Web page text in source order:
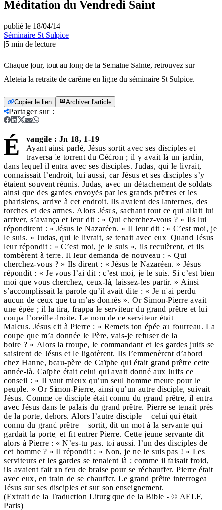
Méditation du Vendredi Saint
publié le 18/04/14|
Séminaire St Sulpice
|5 min de lecture
Chaque jour, tout au long de la Semaine Sainte, retrouvez sur
Aleteia la retraite de carême en ligne du séminaire St Sulpice.
Copier le lien Archiver l'article
Partager sur:
É
vangile : Jn 18, 1-19
Ayant ainsi parlé, Jésus sortit avec ses disciples et
traversa le torrent du Cédron ; il y avait là un jardin,
dans lequel il entra avec ses disciples. Judas, qui le livrait,
connaissait l’endroit, lui aussi, car Jésus et ses disciples s’y
étaient souvent réunis. Judas, avec un détachement de soldats
ainsi que des gardes envoyés par les grands prêtres et les
pharisiens, arrive à cet endroit. Ils avaient des lanternes, des
torches et des armes. Alors Jésus, sachant tout ce qui allait lui
arriver, s’avança et leur dit : « Qui cherchez-vous ? » Ils lui
répondirent : « Jésus le Nazaréen. » Il leur dit : « C’est moi, je
le suis. » Judas, qui le livrait, se tenait avec eux. Quand Jésus
leur répondit : « C’est moi, je le suis », ils reculèrent, et ils
tombèrent à terre. Il leur demanda de nouveau : « Qui
cherchez-vous ? » Ils dirent : « Jésus le Nazaréen. » Jésus
répondit : « Je vous l’ai dit : c’est moi, je le suis. Si c’est bien
moi que vous cherchez, ceux-là, laissez-les partir. » Ainsi
s’accomplissait la parole qu’il avait dite : « Je n’ai perdu
aucun de ceux que tu m’as donnés ». Or Simon-Pierre avait
une épée ; il la tira, frappa le serviteur du grand prêtre et lui
coupa l’oreille droite. Le nom de ce serviteur était
Malcus. Jésus dit à Pierre : « Remets ton épée au fourreau. La
coupe que m’a donnée le Père, vais-je refuser de la
boire ? » Alors la troupe, le commandant et les gardes juifs se
saisirent de Jésus et le ligotèrent. Ils l’emmenèrent d’abord
chez Hanne, beau-père de Caïphe qui était grand prêtre cette
année-là. Caïphe était celui qui avait donné aux Juifs ce
conseil : « Il vaut mieux qu’un seul homme meure pour le
peuple. » Or Simon-Pierre, ainsi qu’un autre disciple, suivait
Jésus. Comme ce disciple était connu du grand prêtre, il entra
avec Jésus dans le palais du grand prêtre. Pierre se tenait près
de la porte, dehors. Alors l’autre disciple – celui qui était
connu du grand prêtre – sortit, dit un mot à la servante qui
gardait la porte, et fit entrer Pierre. Cette jeune servante dit
alors à Pierre : « N’es-tu pas, toi aussi, l’un des disciples de
cet homme ? » Il répondit : « Non, je ne le suis pas ! » Les
serviteurs et les gardes se tenaient là ; comme il faisait froid,
ils avaient fait un feu de braise pour se réchauffer. Pierre était
avec eux, en train de se chauffer. Le grand prêtre interrogea
Jésus sur ses disciples et sur son enseignement.
(Extrait de la Traduction Liturgique de la Bible - © AELF,
Paris)